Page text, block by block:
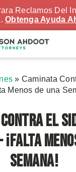
Reclamos Del
Obtenga Ayuda
» Caminata
Menos de una
el
¡Falta
Semana!